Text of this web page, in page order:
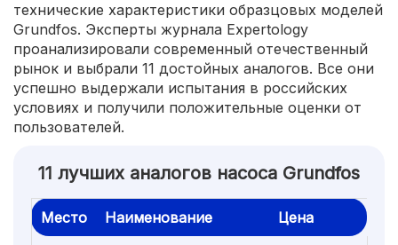
технические характеристики образцовых моделей
Grundfos. Эксперты журнала Expertology
проанализировали современный отечественный
рынок и выбрали 11 достойных аналогов. Все они
успешно выдержали испытания в российских
условиях и получили положительные оценки от
пользователей.
11 лучших аналогов насоса Grundfos
Место Наименование Цена